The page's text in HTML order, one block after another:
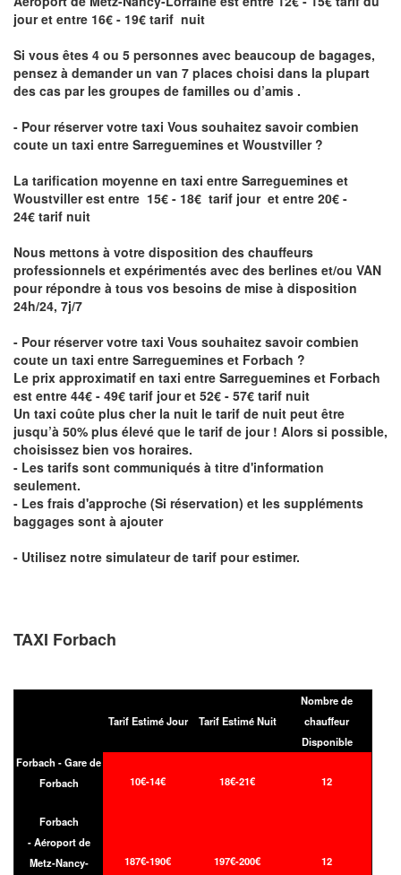
jour et entre 16€ - 19€ tarif nuit
Si vous êtes 4 ou 5 personnes avec beaucoup de bagages,
pensez à demander un van 7 places choisi dans la plupart
des cas par les groupes de familles ou d’amis .
- Pour réserver votre taxi Vous souhaitez savoircombien
coute un taxi entre Sarreguemines et Woustviller ?
La tarification moyenne en taxi entre Sarreguemines et
Woustviller est entre 15€ - 18€ tarif jour et entre 20€ -
24€ tarif nuit
Nous mettons à votre disposition des chauffeurs
professionnels et expérimentés avec des berlines et/ou VAN
pour répondre à tous vos besoins de mise à disposition
24h/24, 7j/7
- Pour réserver votre taxi Vous souhaitez savoircombien
coute un taxi entre Sarreguemines et Forbach ?
Le prix approximatif en taxi entre Sarreguemines et Forbach
est entre 44€ - 49€ tarif jour et 52€ - 57€ tarif nuit
Un taxi coûte plus cher la nuit le tarif de nuit peut être
jusqu’à 50% plus élevé que le tarif de jour ! Alors si possible,
choisissez bien vos horaires.
- Les tarifs sont communiqués à titre d'information
seulement.
- Les frais d'approche (Si réservation) et les suppléments
baggages sont à ajouter
- Utilisez notre simulateur de tarif pour estimer.
TAXI Forbach
Tarif Estimé Jour Tarif Estimé Nuit
Nombre de
chauffeur
Disponible
Forbach - Gare de
Forbach
10€-14€ 18€-21€ 12
Forbach
- Aéroport de
Metz-Nancy-
187€-190€ 197€-200€ 12